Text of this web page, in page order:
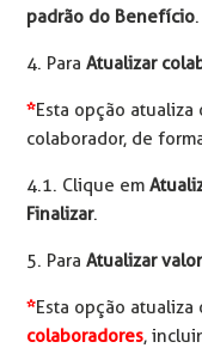
padrão do Benefício.
4. ParaAtualizar
*Esta opção
colaborador, de
4.1. Clique em
Finalizar.
5. ParaAtualizar
*Esta opção
colaboradores,